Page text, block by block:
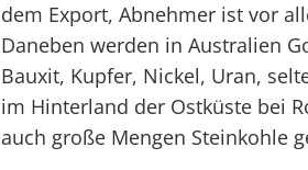
dem Export, Abnehmer ist vor
Daneben werden in Australien
Bauxit, Kupfer, Nickel, Uran,
im Hinterland der Ostküste bei
auch große Mengen Steinkohle